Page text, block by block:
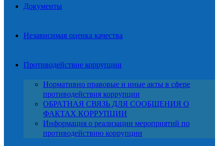
Документы
Независимая оценка качества
Противодействие коррупции
Нормативно правовые и иные акты в сфере
противодействия коррупции
ОБРАТНАЯ СВЯЗЬ ДЛЯ СООБЩЕНИЯ О
ФАКТАХ КОРРУПЦИИ
Информация о реализации мероприятий по
противодействию коррупции